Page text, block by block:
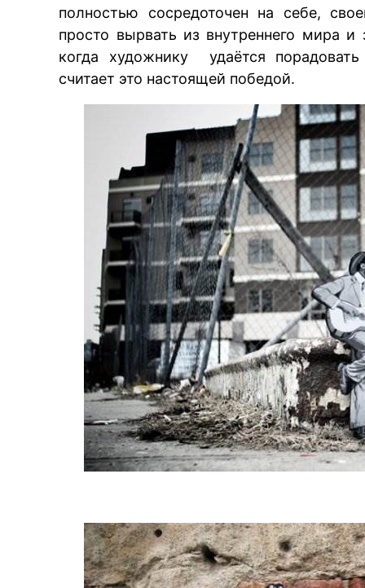
полностью сосредоточен на себе,
просто вырвать из внутреннего мира
когда художнику удаётся
считает это настоящей победой.